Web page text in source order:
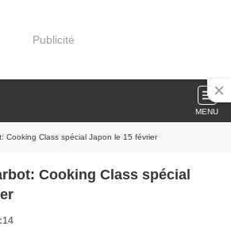
Publicité
MENU
Cooking Class spécial Japon le 15 février
Cooking Class spécial